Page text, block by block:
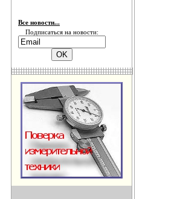
Все новости...
Подписаться на новости: